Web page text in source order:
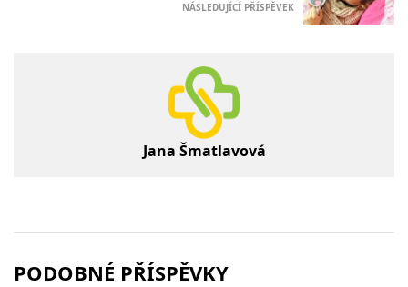
NÁSLEDUJÍCÍ PŘÍSPĚVEK
Jana Šmatlavová
PODOBNÉ PŘÍSPĚVKY